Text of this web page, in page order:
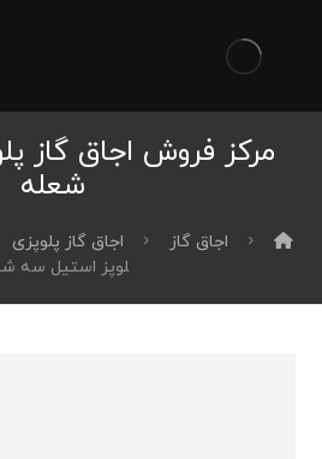
مرکز فروش اجاق گاز
شعله
اجاق گاز اجاق گاز پلوپزی
لوپز استیل سه